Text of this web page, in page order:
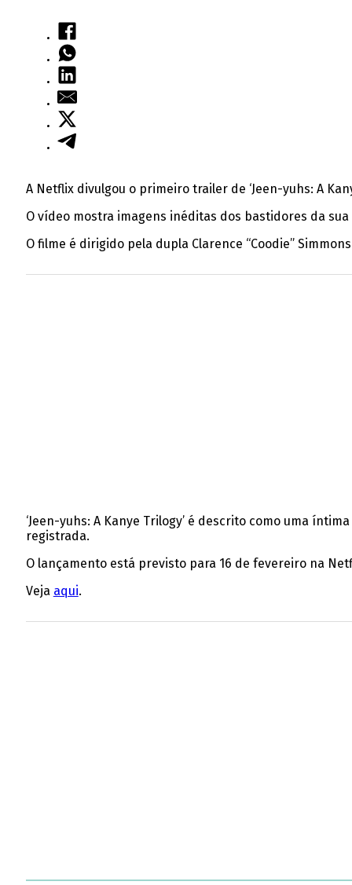
A Netflix divulgou o primeiro trailer de ‘Jeen-yuhs: A
O vídeo mostra imagens inéditas dos bastidores da
O filme é dirigido pela dupla Clarence “Coodie”
‘Jeen-yuhs: A Kanye Trilogy’ é descrito como uma
registrada.
O lançamento está previsto para 16 de fevereiro na
Veja aqui.